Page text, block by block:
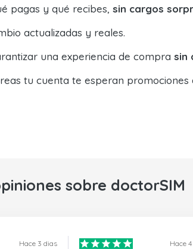
pagas y qué recibes, sin cargos
actualizadas y reales.
una experiencia de compra sin
tu cuenta te esperan promociones
sobre doctorSIM
Hace 3 dias Hace